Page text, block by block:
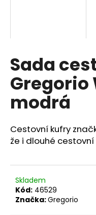
Sada
Gregorio
modrá
Cestovní kufry
že i dlouhé
Skladem
Kód: 46529
Značka:Gregorio
D
o
p
r
č
u
e
m
e